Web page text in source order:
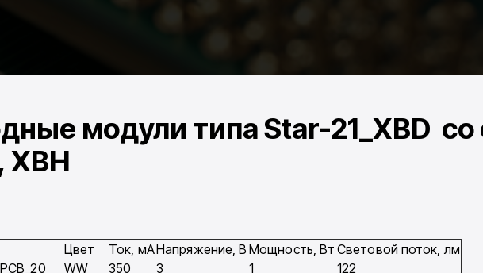
модули типа Star-21_XBD
XBH
Цвет Ток, мAНапряжение, В Мощность, Вт Световой поток, лм
WW 350 3 1
122